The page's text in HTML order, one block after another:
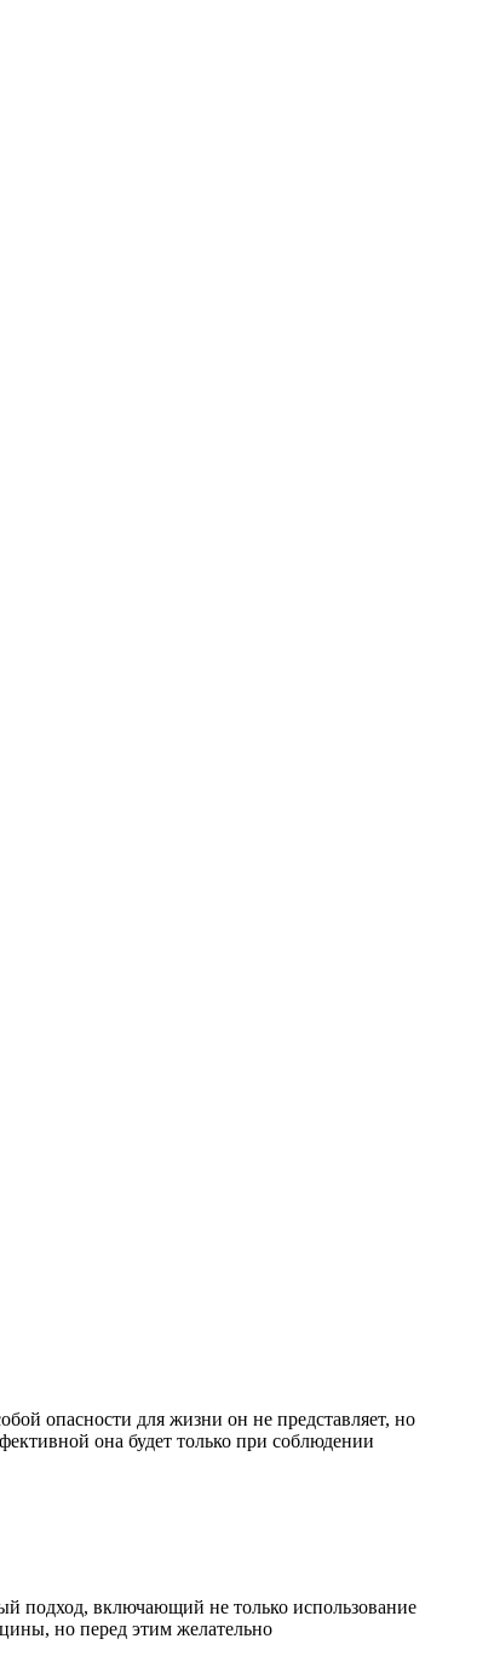
опасности для жизни он не представляет, но
она будет только при соблюдении
подход, включающий не только использование
но перед этим желательно